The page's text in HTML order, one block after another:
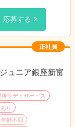
れております。
特性、生活・ソ
業務全般
衝業務
アドバイス
応募する
正社員
ュニア銀座新富
等デイサービス
り
年齢不問